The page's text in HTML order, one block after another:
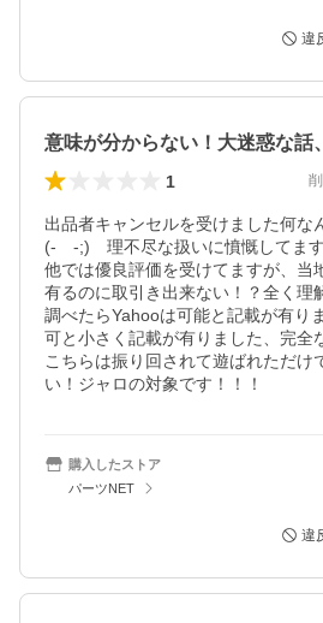
違
意味が分からない！大迷惑な話、
1
出品者キャンセルを受けました何な
(-　-;)　理不尽な扱いに憤慨してます
他では優良評価を受けてますが、当
有るのに取引き出来ない！？全く理
調べたらYahooは可能と記載が有り
可と小さく記載が有りました、完全
こちらは振り回されて遊ばれただけ
い！ジャロの対象です！！！
購入したストア
パーツNET
違